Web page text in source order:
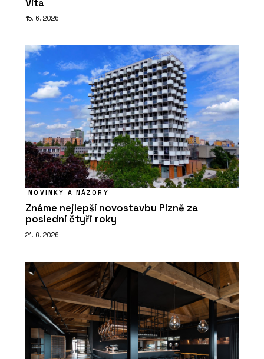
Víta
15. 6. 2026
NOVINKY A NÁZORY
Známe nejlepší novostavbu Plzně za
poslední čtyři roky
21. 6. 2026